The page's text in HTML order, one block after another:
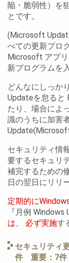
陥・脆弱性）を
とです。
(Microsoft
べての更新プロ
Microsoft アプ
新プログラムを
どんなにしっか
Updateを怠ると
たり、場合によ
識のうちに加害
セキュリティ情
要するセキュリ
補完するための
日の翌日にリリ
定期的に
『月例 Windows
は、 必ず実施す
セキュリテ
件 重要：7